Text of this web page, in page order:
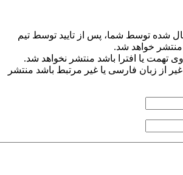
شده توسط شما، پس از تایید توسط تیم
خواهد شد.
تهمت یا افترا باشد منتشر نخواهد شد.
غیر از زبان فارسی یا غیر مرتبط باشد منتشر